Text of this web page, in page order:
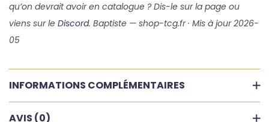
qu’on devrait avoir en catalogue ? Dis-le sur la page ou
viens sur le Discord. Baptiste — shop-tcg.fr · Mis à jour 2026-
05
INFORMATIONS COMPLÉMENTAIRES
AVIS (0)